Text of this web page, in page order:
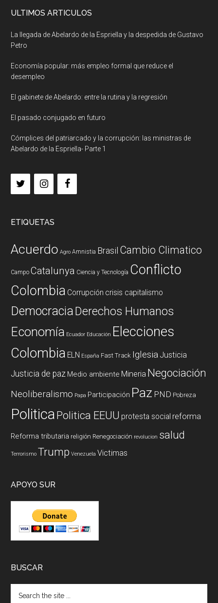
ULTIMOS ARTICULOS
La llegada de Abelardo de la Espriella y la despedida de Gustavo
Petro
Economía popular: más empleo formal que reduce el
desempleo
El gabinete de Abelardo: entre la rutina y la regresión
El pasado conjugado en futuro
Cómplices del patriarcado y la corrupción: las ministras de
Abelardo de la Espriella- Parte 1
ETIQUETAS
Acuerdo Agro Amnistia Brasil Cambio Climatico
Campo Catalunya Ciencia y Tecnología Conflicto
Colombia Corrupción crisis capitalismo
DemocraciaDerechos Humanos
Economía Ecuador Educación Elecciones
Colombia ELN España Fast Track Iglesia Justicia
Justicia de paz Medio ambiente Mineria Negociación
Neoliberalismo Papa Participación Paz PND Pobreza
PoliticaPolitica EEUU protesta social reforma
Reforma tributaria religión Renegociación revolucion salud
Terrorismo Trump Venezuela Victimas
APOYO SUR
BUSCAR